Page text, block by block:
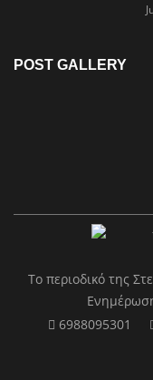
POST GALLERY
Το περιοδικό της
6988095301